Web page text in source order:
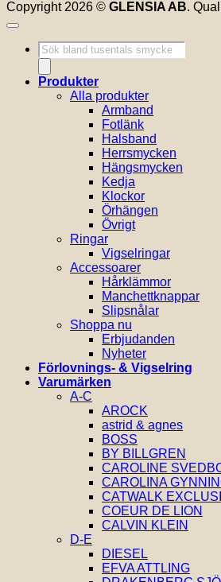
Copyright 2026 © GLENSIA AB.
Produktsökning
Produkter
Alla produkter
Armband
Fotlänk
Halsband
Herrsmycken
Hängsmycken
Kedja
Klockor
Örhängen
Övrigt
Ringar
Vigselringar
Accessoarer
Hårklämmor
Manchettknappar
Slipsnålar
Shoppa nu
Erbjudanden
Nyheter
Förlovnings- & Vigselring
Varumärken
A-C
AROCK
astrid & agnes
BOSS
BY BILLGREN
CAROLINE
CAROLINA
CATWALK
COEUR DE LION
CALVIN KLEIN
D-E
DIESEL
EFVA ATTLING